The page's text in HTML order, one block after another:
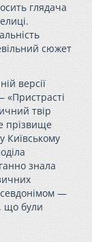
глядача
сюжет
версії
«Пристрастi
твір
прізвище
Київському
знала
—
що були